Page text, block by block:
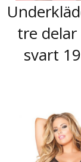
tre delar
svart